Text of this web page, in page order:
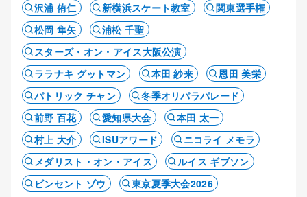
沢浦 侑仁
新横浜スケート教室
関東選手権
松岡 隼矢
浦松 千聖
スターズ・オン・アイス大阪公演
ララナキ グットマン
本田 紗来
恩田 美栄
パトリック チャン
冬季オリパラパレード
前野 百花
愛知県大会
本田 太一
村上 大介
ISUアワード
ニコライ メモラ
メダリスト・オン・アイス
ルイス ギブソン
ビンセント ゾウ
東京夏季大会2026